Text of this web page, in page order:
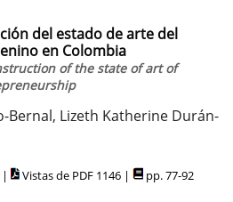
del estado de arte del
en Colombia
of the state of art of
Bernal, Lizeth Katherine Durán-
| Vistas de PDF 1146 | pp. 77-92